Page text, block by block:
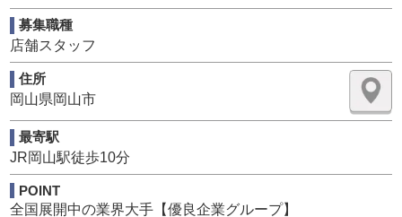
お給料は全額日払い可能。
即日入居可能な単身寮も完備しております。
※学歴や年齢や性別は不問です。
特別なスキルや経験も不要です。
株式会社とし法人経営していますので福利厚生も充実、社
会保険完備
①店長、幹部候補
店舗拡大中につき急募
募集職種
店舗スタッフ
住所
岡山県岡山市
最寄駅
JR岡山駅徒歩10分
POINT
全国展開中の業界大手【優良企業グループ】